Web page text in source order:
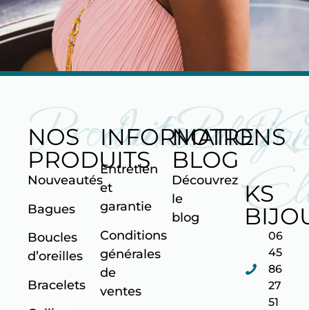
Produits
NOS
PRODUITS
Nouveautés
Bagues
Boucles
d’oreilles
Bracelets
INFORMATIONS
Entretien
et
garantie
Conditions
générales
de
ventes
Blog
NOTRE
BLOG
Découvrez
le
blog
KS
06
45
86
27
51